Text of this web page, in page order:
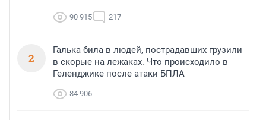
90 915 217
2
Галька била в людей, пострадавших грузили
в скорые на лежаках. Что происходило в
Геленджике после атаки БПЛА
84 906